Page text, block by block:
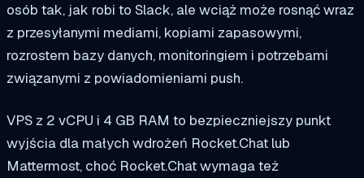
osób tak, jak robi to Slack, ale wciąż może rosnąć wraz
z przesyłanymi mediami, kopiami zapasowymi,
rozrostem bazy danych, monitoringiem i potrzebami
związanymi z powiadomieniami push.
VPS z 2 vCPU i 4 GB RAM to bezpieczniejszy punkt
wyjścia dla małych wdrożeń Rocket.Chat lub
Mattermost, choć Rocket.Chat wymaga też